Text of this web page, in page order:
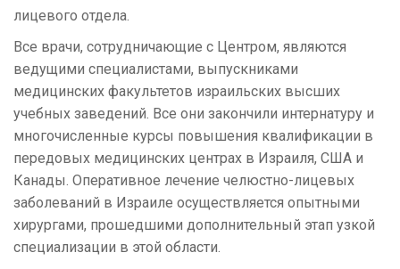
лицевого отдела.
Все врачи, сотрудничающие с Центром, являются
ведущими специалистами, выпускниками
медицинских факультетов израильских высших
учебных заведений. Все они закончили интернатуру и
многочисленные курсы повышения квалификации в
передовых медицинских центрах в Израиля, США и
Канады. Оперативное лечение челюстно-лицевых
заболеваний в Израиле осуществляется опытными
хирургами, прошедшими дополнительный этап узкой
специализации в этой области.